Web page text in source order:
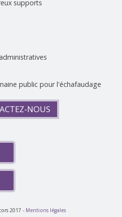
supports
public pour l'échafaudage
NOUS
2017 - Mentions légales